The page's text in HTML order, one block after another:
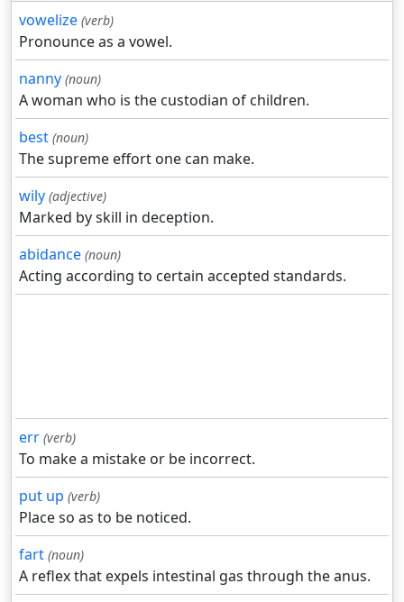
vowelize (verb)
Pronounce as a vowel.
nanny (noun)
A woman who is the custodian of children.
best (noun)
The supreme effort one can make.
wily (adjective)
Marked by skill in deception.
abidance (noun)
Acting according to certain accepted standards.
err (verb)
To make a mistake or be incorrect.
put up (verb)
Place so as to be noticed.
fart (noun)
A reflex that expels intestinal gas through the anus.